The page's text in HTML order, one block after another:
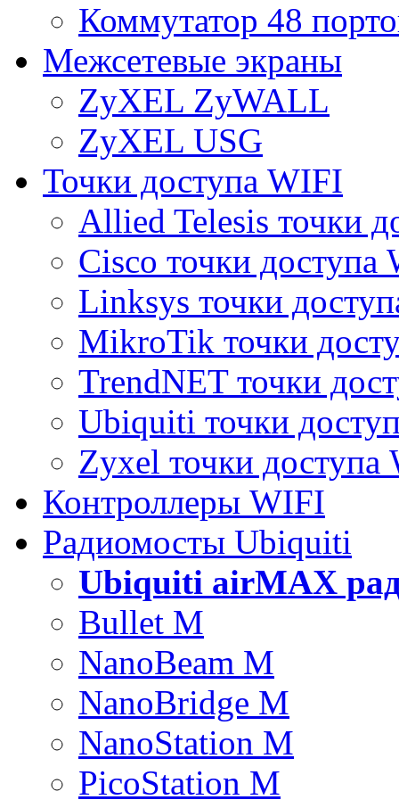
Коммутатор 48
Межсетевые экраны
ZyXEL ZyWALL
ZyXEL USG
Точки доступа WIFI
Allied Telesis точки
Cisco точки доступа
Linksys точки
MikroTik точки
TrendNET точки
Ubiquiti точки
Zyxel точки доступа
Контроллеры WIFI
Радиомосты Ubiquiti
Ubiquiti airMAX
Bullet M
NanoBeam M
NanoBridge M
NanoStation M
PicoStation M